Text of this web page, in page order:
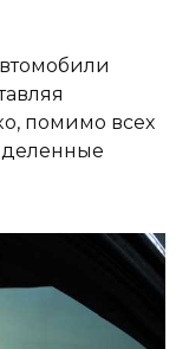
помимо всех